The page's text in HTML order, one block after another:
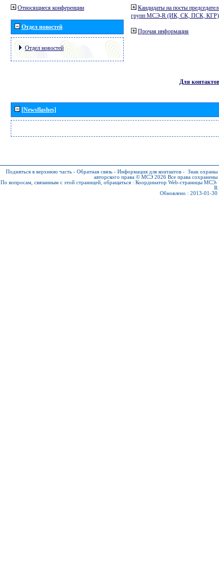
Относящиеся конференции
Отдел новостей
Отдел новостей
Кандидаты на посты
групп МСЭ-R (ИК, СК, ПСК, КГР)
Прочая информация
Для контактов
[Newsflashes]
Подняться в верхнюю часть - Обратная связь - Информация для контактов - Знак охраны
авторского права © МСЭ 2026 Все права сохранены
По вопросам, связанным с этой страницей, обращаться : Координатор Web-страницы МСЭ-
R
Обновлено : 2013-01-30